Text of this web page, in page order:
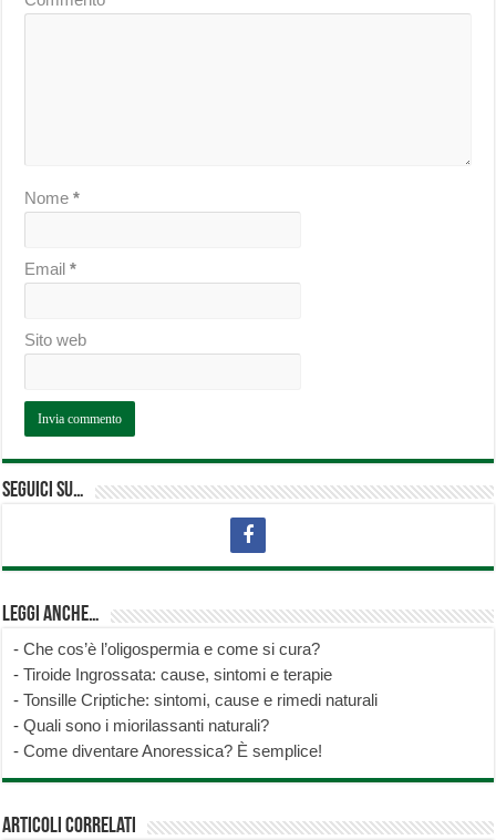
Nome*
Email*
Sito web
Seguici su…
Leggi anche…
-Che cos’è l’oligospermia e come si cura?
-Tiroide Ingrossata: cause, sintomi e terapie
-Tonsille Criptiche: sintomi, cause e rimedi naturali
-Quali sono i miorilassanti naturali?
-Come diventare Anoressica? È semplice!
Articoli correlati